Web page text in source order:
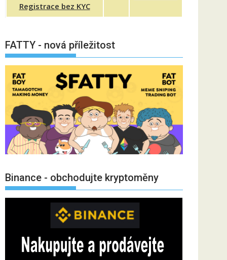
Registrace bez KYC
FATTY - nová příležitost
Binance - obchodujte kryptoměny